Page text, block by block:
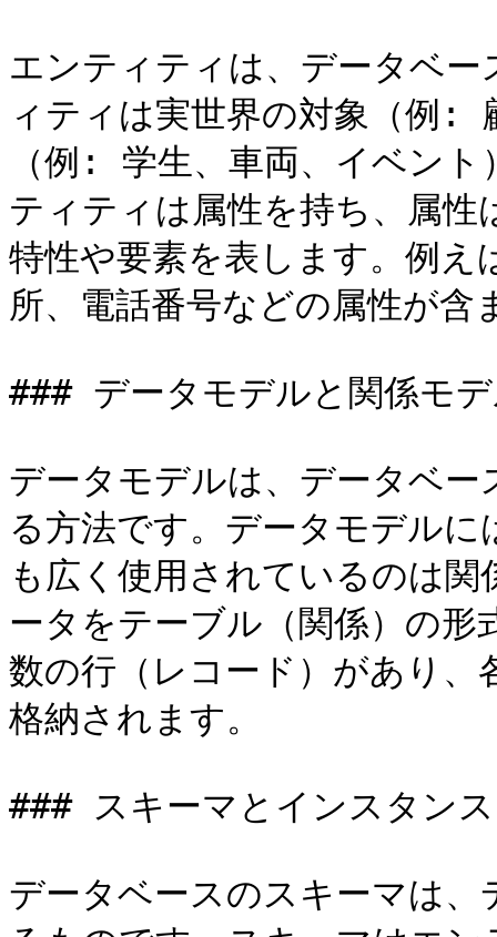
エンティティは、データベ
ィティは実世界の対象（例:
（例: 学生、車両、イベン
ティティは属性を持ち、属
特性や要素を表します。例え
所、電話番号などの属性が含
### データモデルと関係モ
データモデルは、データベ
る方法です。データモデル
も広く使用されているのは
ータをテーブル（関係）の
数の行（レコード）があり、
格納されます。
### スキーマとインスタンス
データベースのスキーマは